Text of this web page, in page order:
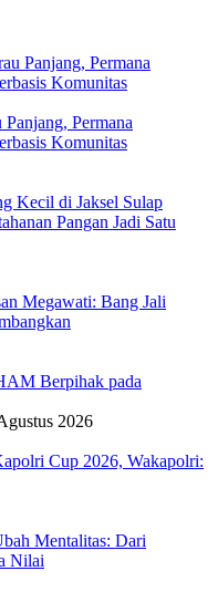
Permana
Komunitas
Kecil di Jaksel Sulap
Pangan Jadi Satu
Megawati: Bang Jali
Berpihak pada
2026
Cup 2026, Wakapolri:
Mentalitas: Dari
Nilai